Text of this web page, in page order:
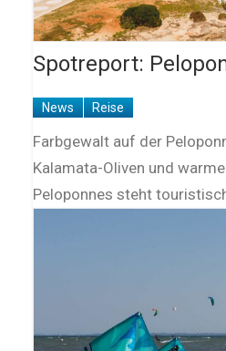
Spotreport:
News Reise
Farbgewalt auf der
Kalamata-Oliven und
Peloponnes steht